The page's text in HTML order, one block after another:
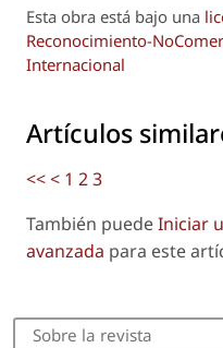
Esta obra está bajo una
Reconocimiento-
Internacional
Artículos
<<< 1 23
También puedeIniciar
avanzada para este
Sobre la revista